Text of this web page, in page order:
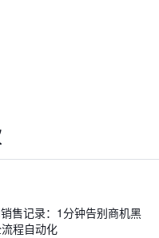
售记录：1分钟告别商机黑
程自动化